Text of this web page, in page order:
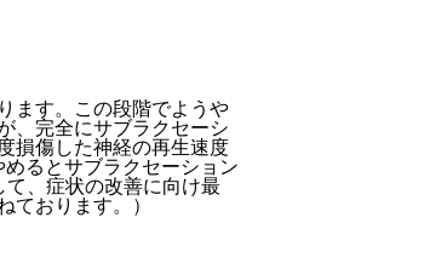
ます。この段階でようや
、完全にサブラクセーシ
損傷した神経の再生速度
るとサブラクセーション
、症状の改善に向け最
ております。）